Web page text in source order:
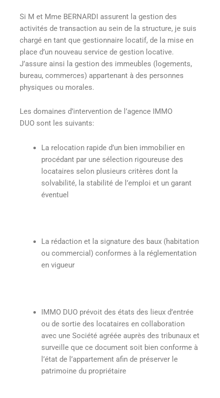
Si M et Mme BERNARDI assurent la gestion des
activités de transaction au sein de la structure, je suis
chargé en tant que gestionnaire locatif, de la mise en
place d’un nouveau service de gestion locative.
J’assure ainsi la gestion des immeubles (logements,
bureau, commerces) appartenant à des personnes
physiques ou morales.
Les domaines d’intervention de l’agence IMMO
DUO sont les suivants:
La relocation rapide d’un bien immobilier en
procédant par une sélection rigoureuse des
locataires selon plusieurs critères dont la
solvabilité, la stabilité de l’emploi et un garant
éventuel
La rédaction et la signature des baux (habitation
ou commercial) conformes à la réglementation
en vigueur
IMMO DUO prévoit des états des lieux d’entrée
ou de sortie des locataires en collaboration
avec une Société agréée auprès des tribunaux et
surveille que ce document soit bien conforme à
l’état de l’appartement afin de préserver le
patrimoine du propriétaire